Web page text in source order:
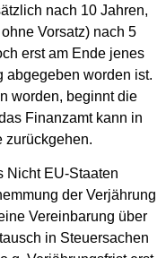
nach 10 Jahren,
Vorsatz) nach 5
erst am Ende jenes
abgegeben worden ist.
worden, beginnt die
Finanzamt kann in
zurückgehen.
Nicht EU-Staaten
der Verjährung
Vereinbarung über
in Steuersachen